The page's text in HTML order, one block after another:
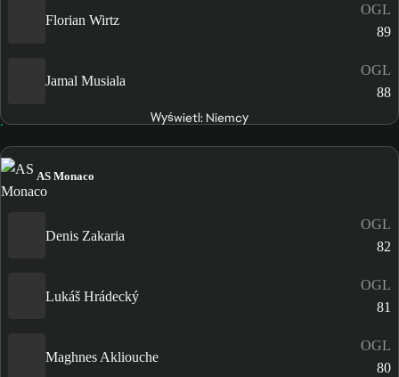
Florian Wirtz
OGL
89
Jamal Musiala
OGL
88
Wyświetl: Niemcy
AS Monaco
Denis Zakaria
OGL
82
Lukáš Hrádecký
OGL
81
Maghnes Akliouche
OGL
80